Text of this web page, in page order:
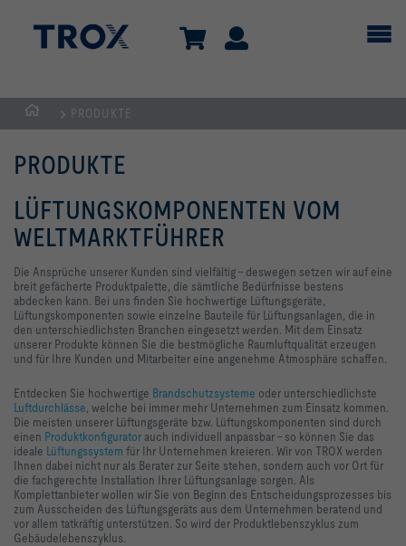
TROX
AUSTRIA
+
CEE
| Komponenten,
Geräte
+
Systeme
zur
Belüftung
und
von
Räumen
PRODUKTE
PRODUKTE
LÜFTUNGSKOMPONENTEN VOM
WELTMARKTFÜHRER
Die Ansprüche unserer Kunden sind vielfältig – deswegen setzen wir auf eine
breit gefächerte Produktpalette, die sämtliche Bedürfnisse bestens
abdecken kann. Bei uns finden Sie hochwertige Lüftungsgeräte,
Lüftungskomponenten sowie einzelne Bauteile für Lüftungsanlagen, die in
den unterschiedlichsten Branchen eingesetzt werden. Mit dem Einsatz
unserer Produkte können Sie die bestmögliche Raumluftqualität erzeugen
und für Ihre Kunden und Mitarbeiter eine angenehme Atmosphäre schaffen.
Entdecken Sie hochwertige Brandschutzsysteme oder unterschiedlichste
Luftdurchlässe, welche bei immer mehr Unternehmen zum Einsatz kommen.
Die meisten unserer Lüftungsgeräte bzw. Lüftungskomponenten sind durch
einen Produktkonfigurator auch individuell anpassbar – so können Sie das
ideale Lüftungssystem für Ihr Unternehmen kreieren. Wir von TROX werden
Ihnen dabei nicht nur als Berater zur Seite stehen, sondern auch vor Ort für
die fachgerechte Installation Ihrer Lüftungsanlage sorgen. Als
Komplettanbieter wollen wir Sie von Beginn des Entscheidungsprozesses bis
zum Ausscheiden des Lüftungsgeräts aus dem Unternehmen beratend und
vor allem tatkräftig unterstützen. So wird der Produktlebenszyklus zum
Gebäudelebenszyklus.